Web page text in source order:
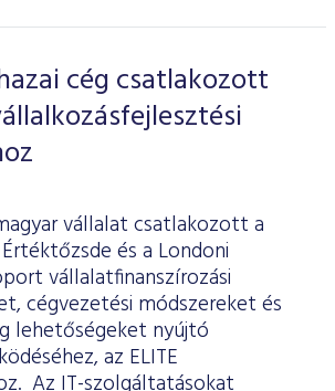
cég csatlakozott
vállalat csatlakozott a
és a Londoni
vállalatfinanszírozási
cégvezetési módszereket és
lehetőségeket nyújtó
az ELITE
Az IT-szolgáltatásokat